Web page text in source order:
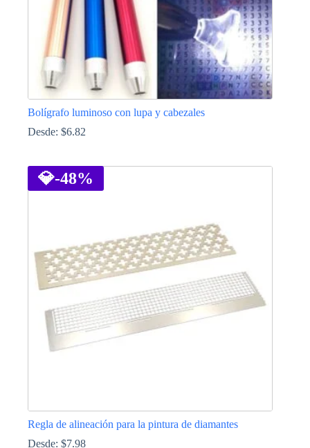
Bolígrafo luminoso con lupa y cabezales
Desde: $6.82
producto
tiene
múltiples
pueden
elegir
en
producto
💎-48%
Regla de alineación para la pintura de diamantes
Desde: $7.98